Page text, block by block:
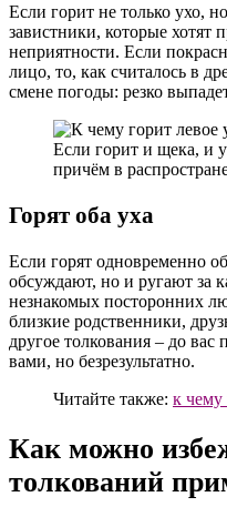
Если горит не только ухо,
завистники, которые хотят
неприятности. Если
лицо, то, как считалось в
смене погоды: резко
Если горит и щека, и
причём в
Горят оба уха
Если горят одновременно
обсуждают, но и ругают за
незнакомых посторонних
близкие родственники,
другое толкования – до вас
вами, но безрезультатно.
Читайте также: к чему
Как можно
толкований